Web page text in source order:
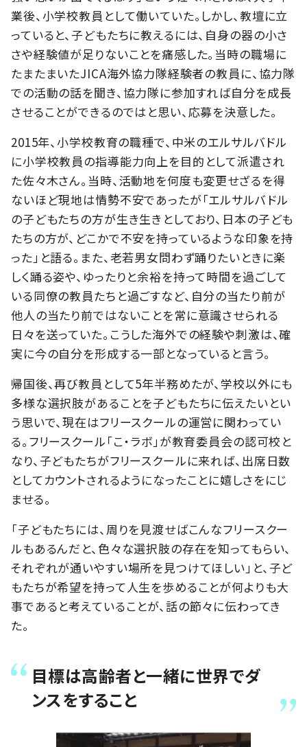
業後、小学校教員として働いていた。しかし、教壇に立
っていると、子どもたちに教えるには、自身の器の小さ
さや経験値が足りないことを痛感した。当時の職場に
たまたまいたJICA海外協力隊経験者の教員に、協力隊
での活動の話を聞き、協力隊に参加すれば自分を成長
させることができるのではと思い、応募を決意した。
2015年、小学校教育の職種で、中米のエルサルバドル
に小学校教員の指導能力向上を目的として派遣され
た佐々木さん。当時、活動地を何度も変更せざるを得
ないほど現地は情勢不安であったが「エルサルバドル
の子どもたちの方が生き生きとしており、日本の子ども
たちの方が、どこかで不安を持っているような印象を持
った」と語る。また、老若男女問わず踊りたいときに楽
しく踊る姿や、ゆったりと余裕を持って時間を過ごして
いる同僚の教員たちと過ごすなど、自分の当たり前が
他人の当たり前ではないことを常に意識させられる
日々を送っていた。こうした海外での経験や刺激は、確
実に今の自分を形成する一部となっていると言う。
帰国後、再び教員として5年半務めたが、学校以外にも
多様な選択肢があることを子どもたちに伝えたいとい
う思いで、現在はフリースクールの運営に関わってい
る。フリースクール「こ・ラボ」が教育委員会の認可校と
なり、子どもたちがフリースクールに来れば、出席日数
としてカウントされるようになったことに嬉しさをにじ
ませる。
「子どもたちには、周りを見渡せばこんなフリースクー
ルもあるんだと、色々な選択肢の存在を知ってもらい、
それぞれが通いやすい場所を見つけてほしい」と、子ど
もたちが希望を持って人生を歩めることが何よりも大
事であると考えていることが、話の節々に伝わってき
た。
目標は高齢者と一緒に世界でダ
ンスをすること